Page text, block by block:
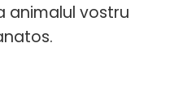
animalul vostru